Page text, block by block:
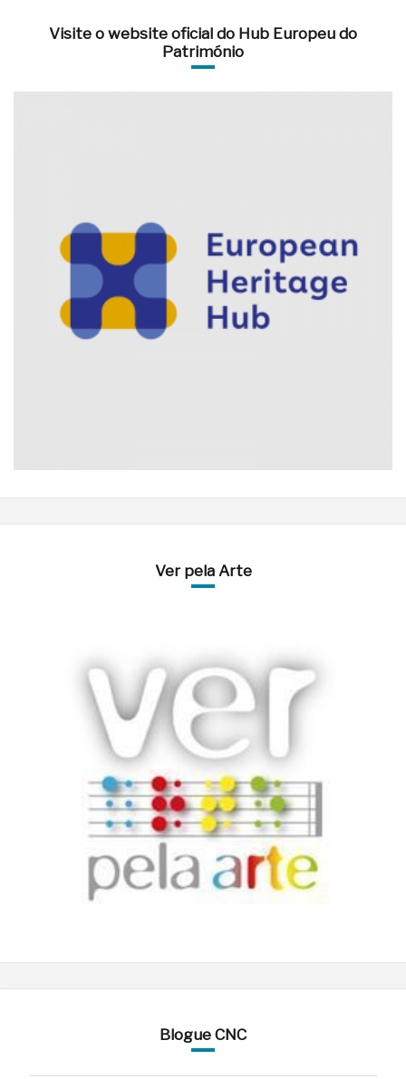
Visite o website oficial do Hub Europeu do
Património
Ver pela Arte
Blogue CNC